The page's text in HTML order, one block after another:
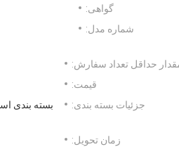
گواهی:
شماره مدل:
حداقل تعداد سفارش:
قیمت:
جزئیات بسته بندی:
بسته بندی
زمان تحویل: